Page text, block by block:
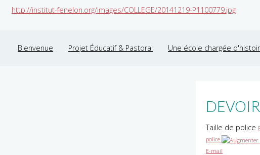
http://institut-fenelon.org/images/COLLEGE/20141219-P1100779.jpg
Bienvenue Projet Éducatif & Pastoral Une école chargée
Taille de police
police
E-mail